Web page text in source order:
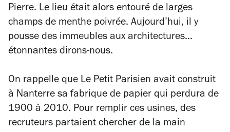
Pierre. Le lieu était alors entouré de larges
champs de menthe poivrée. Aujourd’hui, il y
pousse des immeubles aux architectures…
étonnantes dirons-nous.
On rappelle que Le Petit Parisien avait construit
à Nanterre sa fabrique de papier qui perdura de
1900 à 2010. Pour remplir ces usines, des
recruteurs partaient chercher de la main